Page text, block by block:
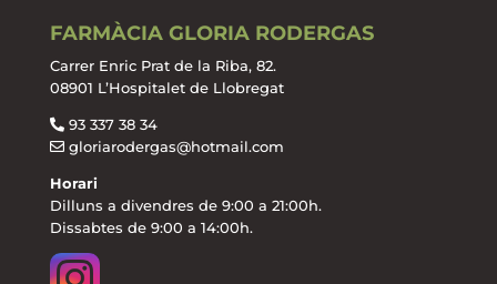
FARMÀCIA GLORIA RODERGAS
Carrer Enric Prat de la Riba, 82.
08901 L’Hospitalet de Llobregat
93 337 38 34
gloriarodergas@hotmail.com
Horari
Dilluns a divendres de 9:00 a 21:00h.
Dissabtes de 9:00 a 14:00h.